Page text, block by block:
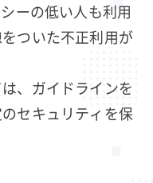
ーの低い人も利用
ついた不正利用が
、ガイドラインを
セキュリティを保